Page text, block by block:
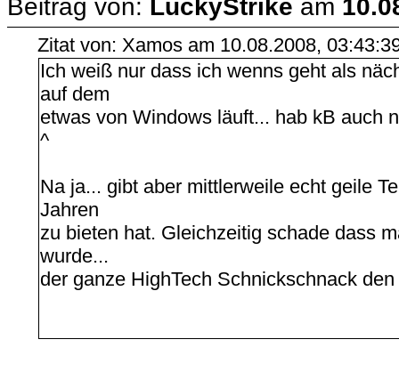
Beitrag von: LuckyStrike am
Zitat von: Xamos am 10.08.2008,
Ich weiß nur dass ich wenns geht als
auf dem
etwas von Windows läuft... hab kB auch
^
Na ja... gibt aber mittlerweile echt geile
Jahren
zu bieten hat. Gleichzeitig schade dass
wurde...
der ganze HighTech Schnickschnack